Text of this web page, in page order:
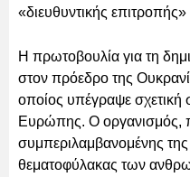
«διευθυντικής
Η πρωτοβουλία για τη
στον πρόεδρο της
οποίος υπέγραψε σχετική
Ευρώπης. Ο οργανισμός,
συμπεριλαμβανομένης
θεματοφύλακας των